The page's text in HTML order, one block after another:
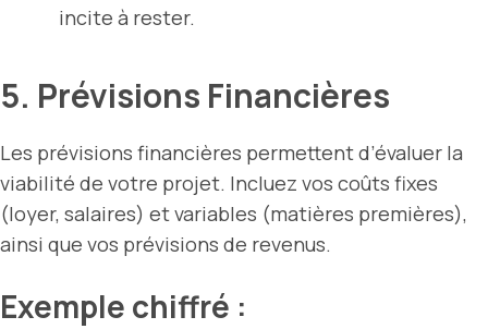
incite à rester.
5. Prévisions Financières
Les prévisions financières permettent d’évaluer la
viabilité de votre projet. Incluez vos coûts fixes
(loyer, salaires) et variables (matières premières),
ainsi que vos prévisions de revenus.
Exemple chiffré :